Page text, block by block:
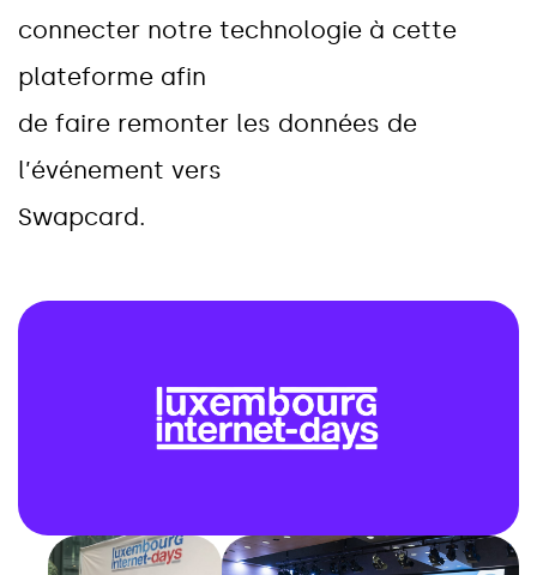
connecter notre technologie à cette
plateforme afin
de faire remonter les données de
l’événement vers
Swapcard.